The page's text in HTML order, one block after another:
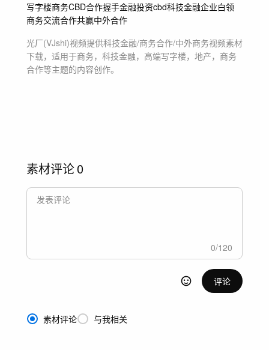
写字楼商务CBD合作握手金融投资cbd科技金融企业白领
商务交流合作共赢中外合作
光厂(VJshi)视频提供科技金融/商务合作/中外商务视频素材
下载，适用于商务，科技金融，高端写字楼，地产，商务
合作等主题的内容创作。
素材评论0
0/120
评论
素材评论 与我相关